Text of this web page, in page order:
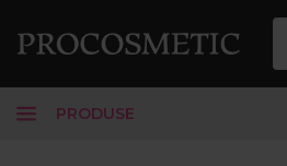
PRODUSE